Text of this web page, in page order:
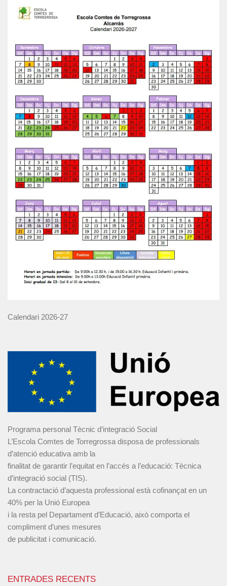
Calendari 2026-27
Programa personal Tècnic d’integració Social
L’Escola Comtes de Torregrossa disposa de professionals
d’atenció educativa amb la
finalitat de garantir l’equitat en l’accés a l’educació: Tècnica
d’integració social (TIS).
La contractació d’aquesta professional està cofinançat en un
40% per la Unió Europea
i la resta pel Departament d’Educació, això comporta el
compliment d’unes mesures
de publicitat i comunicació.
ENTRADES RECENTS